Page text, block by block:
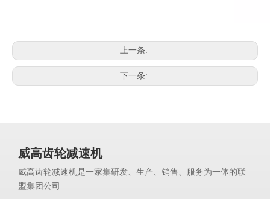
上一条:
下一条:
威高齿轮减速机
威高齿轮减速机是一家集研发、生产、销售、服务为一体的联
盟集团公司